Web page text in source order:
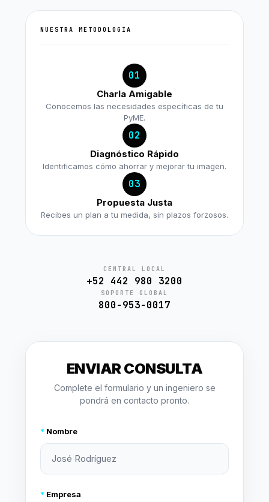
NUESTRA METODOLOGÍA
01
Charla Amigable
Conocemos las necesidades específicas de tu
PyME.
02
Diagnóstico Rápido
Identificamos cómo ahorrar y mejorar tu imagen.
03
Propuesta Justa
Recibes un plan a tu medida, sin plazos forzosos.
CENTRAL LOCAL
+52 442 980 3200
SOPORTE GLOBAL
800-953-0017
ENVIAR CONSULTA
Complete el formulario y un ingeniero se
pondrá en contacto pronto.
* Nombre
* Empresa